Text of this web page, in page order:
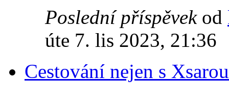
Poslední příspěvekod
úte 7. lis 2023, 21:36
Cestování nejen s Xsarou